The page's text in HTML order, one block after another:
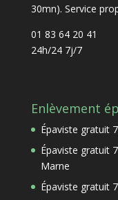
30mn). Service
01 83 64 20 41
24h/24 7j/7
Enlèvement
Épaviste gratuit
Épaviste gratuit
Marne
Épaviste gratuit